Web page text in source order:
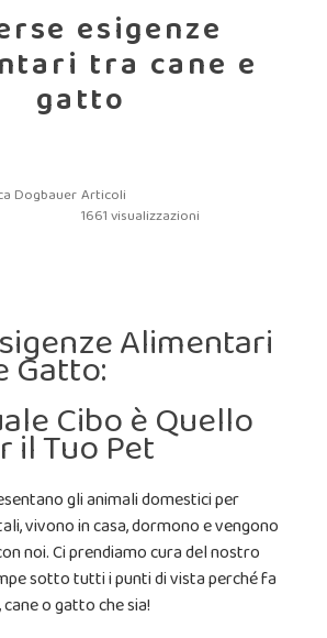
esigenze
tra cane e
gatto
Dogbauer Articoli
1661 visualizzazioni
Alimentari
Gatto:
Cibo è Quello
il Tuo Pet
gli animali domestici per
vivono in casa, dormono e vengono
noi. Ci prendiamo cura del nostro
sotto tutti i punti di vista perché fa
o gatto che sia!